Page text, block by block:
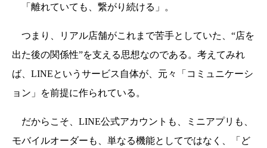
「離れていても、繋がり続ける」。
つまり、リアル店舗がこれまで苦手としていた、“店を
出た後の関係性”を支える思想なのである。考えてみれ
ば、LINEというサービス自体が、元々「コミュニケーシ
ョン」を前提に作られている。
だからこそ、LINE公式アカウントも、ミニアプリも、
モバイルオーダーも、単なる機能としてではなく、「ど